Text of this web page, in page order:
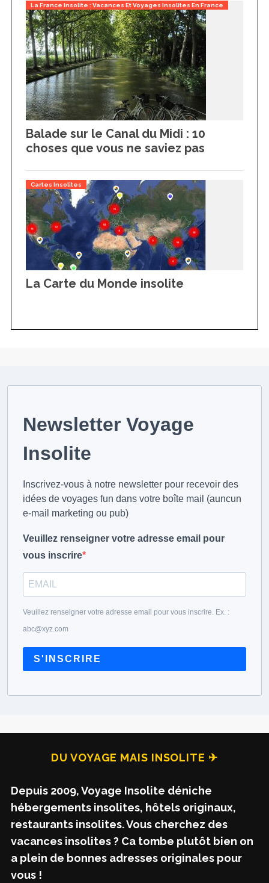
La France Insolite : Vacances Et Voyages Insolites En France
Balade sur le Canal du Midi : 10
choses que vous ne saviez pas
Cartes Insolites
La Carte du Monde insolite
Newsletter Voyage
Insolite
Inscrivez-vous à notre newsletter pour recevoir des
idées de voyages fun dans votre boîte mail (auncun
e-mail marketing ou pub)
Veuillez renseigner votre adresse email pour
vous inscrire
Veuillez renseigner votre adresse email pour vous inscrire. Ex. :
abc@xyz.com
S'INSCRIRE
DU VOYAGE MAIS INSOLITE ✈
Depuis 2009, Voyage Insolite déniche
hébergements insolites, hôtels originaux,
restaurants insolites. Vous cherchez des
vacances insolites ? Ca tombe plutôt bien on
a plein de bonnes adresses originales pour
vous !
o
r
: